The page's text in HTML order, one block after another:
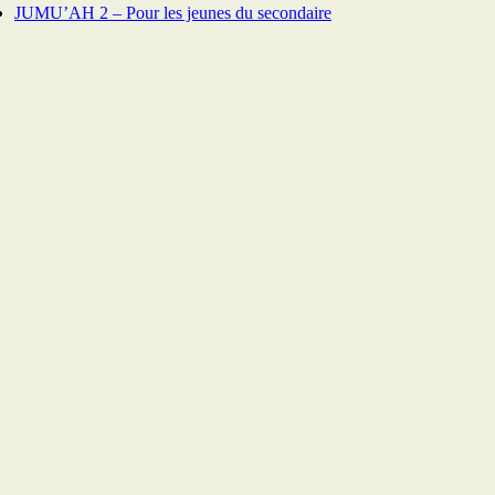
JUMU’AH 2 – Pour les jeunes du secondaire